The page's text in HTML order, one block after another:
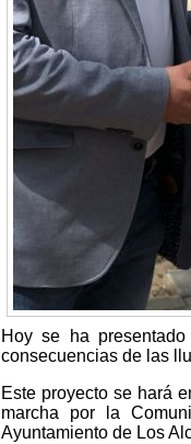
Hoy se ha
consecuencias de las
Este proyecto se hará
marcha por la
Ayuntamiento de Los